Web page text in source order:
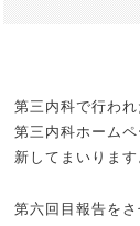
第三内科で行わ
第三内科ホーム
新してまいります
第六回目報告をさ